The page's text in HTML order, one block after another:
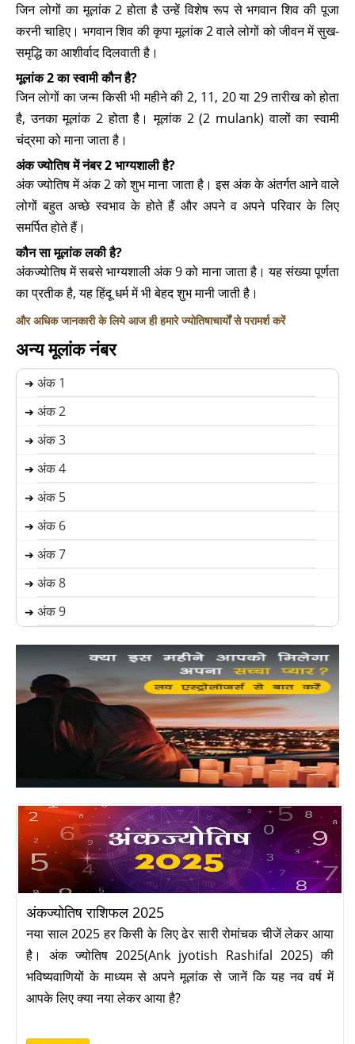
जिन लोगों का मूलांक 2 होता है उन्हें विशेष रूप से भगवान शिव की पूजा
करनी चाहिए। भगवान शिव की कृपा मूलांक 2 वाले लोगों को जीवन में सुख-
समृद्धि का आशीर्वाद दिलवाती है।
मूलांक 2 का स्वामी कौन है?
जिन लोगों का जन्म किसी भी महीने की 2, 11, 20 या 29 तारीख को होता
है, उनका मूलांक 2 होता है। मूलांक 2 (2 mulank) वालों का स्वामी
चंद्रमा को माना जाता है।
अंक ज्योतिष में नंबर 2 भाग्यशाली है?
अंक ज्योतिष में अंक 2 को शुभ माना जाता है। इस अंक के अंतर्गत आने वाले
लोगों बहुत अच्छे स्वभाव के होते हैं और अपने व अपने परिवार के लिए
समर्पित होते हैं।
कौन सा मूलांक लकी है?
अंकज्योतिष में सबसे भाग्यशाली अंक 9 को माना जाता है। यह संख्या पूर्णता
का प्रतीक है, यह हिंदू धर्म में भी बेहद शुभ मानी जाती है।
और अधिक जानकारी के लिये आज ही हमारे ज्योतिषाचार्यों से परामर्श करें
अन्य मूलांक नंबर
➔ अंक 1
➔ अंक 2
➔ अंक 3
➔ अंक 4
➔ अंक 5
➔ अंक 6
➔ अंक 7
➔ अंक 8
➔ अंक 9
अंकज्योतिष राशिफल 2025
नया साल 2025 हर किसी के लिए ढेर सारी रोमांचक चीजें लेकर आया
है। अंक ज्योतिष 2025(Ank jyotish Rashifal 2025) की
भविष्यवाणियों के माध्यम से अपने मूलांक से जानें कि यह नव वर्ष में
आपके लिए क्या नया लेकर आया है?